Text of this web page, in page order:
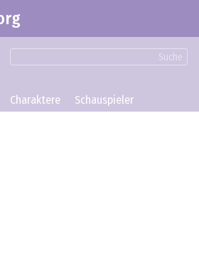
Suche
Charaktere Schauspieler